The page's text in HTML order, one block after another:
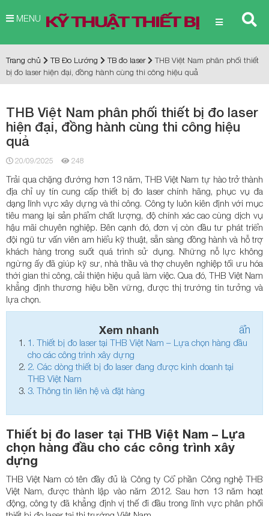
MENU
Trang chủ TB Đo Lường TB đo laser
THB Việt Nam phân phối thiết
bị đo laser hiện đại, đồng hành cùng thi công hiệu quả
THB Việt Nam phân phối thiết bị đo laser
hiện đại, đồng hành cùng thi công hiệu
quả
20/09/2025 248
Trải qua chặng đường hơn 13 năm, THB Việt Nam tự hào trở thành
địa chỉ uy tín cung cấp thiết bị đo laser chính hãng, phục vụ đa
dạng lĩnh vực xây dựng và thi công. Công ty luôn kiên định với mục
tiêu mang lại sản phẩm chất lượng, độ chính xác cao cùng dịch vụ
hậu mãi chuyên nghiệp. Bên cạnh đó, đơn vị còn đầu tư phát triển
đội ngũ tư vấn viên am hiểu kỹ thuật, sẵn sàng đồng hành và hỗ trợ
khách hàng trong suốt quá trình sử dụng. Những nỗ lực không
ngừng ấy đã giúp kỹ sư, nhà thầu và thợ chuyên nghiệp tối ưu hóa
thời gian thi công, cải thiện hiệu quả làm việc. Qua đó, THB Việt Nam
khẳng định thương hiệu bền vững, được thị trường tin tưởng và
lựa chọn.
Xem nhanh ẩn
1. Thiết bị đo laser tại THB Việt Nam – Lựa chọn hàng đầu
cho các công trình xây dựng
2. Các dòng thiết bị đo laser đang được kinh doanh tại
THB Việt Nam
3. Thông tin liên hệ và đặt hàng
Thiết bị đo laser tại THB Việt Nam – Lựa
chọn hàng đầu cho các công trình xây
dựng
THB Việt Nam có tên đầy đủ là Công ty Cổ phần Công nghệ THB
Việt Nam, được thành lập vào năm 2012. Sau hơn 13 năm hoạt
động, công ty đã khẳng định vị thế đi đầu trong lĩnh vực phân phối